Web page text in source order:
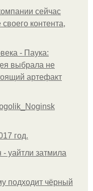
сейчас
контента,
- Паука:
выбрала не
артефакт
год.
- уайтли затмила
подходит чёрный